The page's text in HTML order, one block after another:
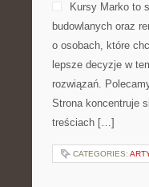
Kursy Marko to
budowlanych oraz
o osobach, które
lepsze decyzje w
rozwiązań.
Strona koncentruje
treściach […]
CATEGORIES: